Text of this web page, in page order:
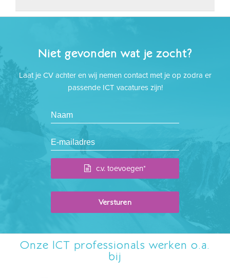
Niet gevonden wat je zocht?
Laat je CV achter en wij nemen contact met je op zodra er
passende ICT vacatures zijn!
c.v. toevoegen*
Onze ICT professionals werken o.a.
bij